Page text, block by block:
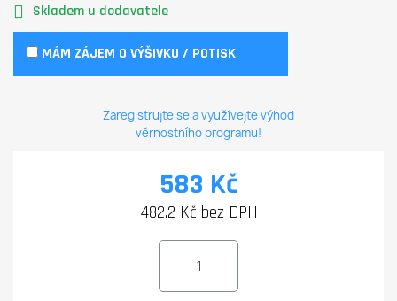
Skladem u dodavatele
MÁM ZÁJEM O VÝŠIVKU / POTISK
Zaregistrujte se a využívejte výhod
věrnostního programu!
583 Kč
482.2 Kč bez DPH